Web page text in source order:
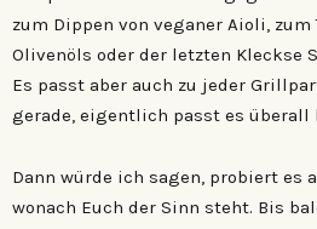
zum Dippen von veganer Aioli,
Olivenöls oder der letzten Kleckse
Es passt aber auch zu jeder
gerade, eigentlich passt es überall
Dann würde ich sagen, probiert es
wonach Euch der Sinn steht. Bis